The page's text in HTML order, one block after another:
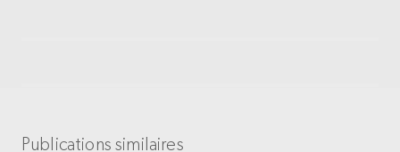
Publications similaires